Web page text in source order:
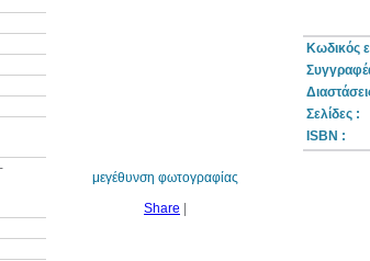
μεγέθυνση φωτογραφίας
Share
Κωδικός
Σελίδες :
ISBN :